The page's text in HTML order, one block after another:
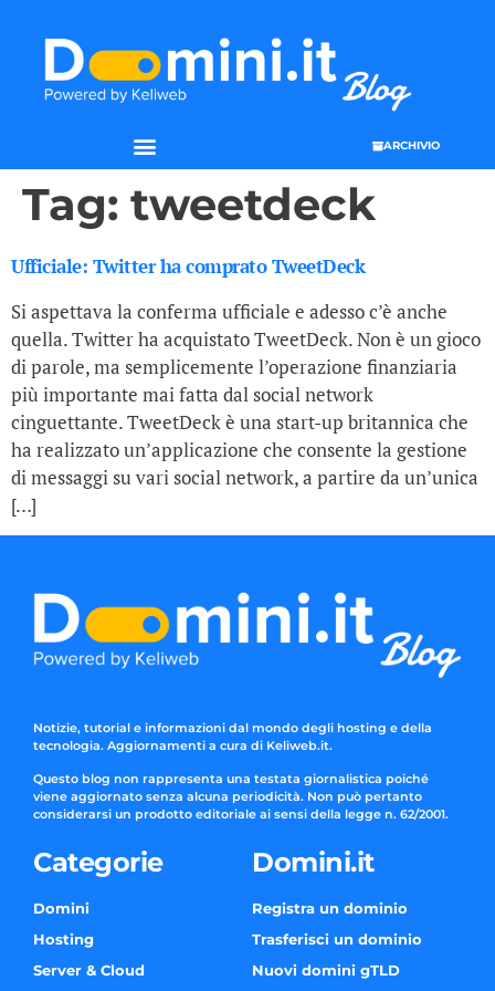
ARCHIVIO
Tag: tweetdeck
Ufficiale: Twitter ha comprato TweetDeck
Si aspettava la conferma ufficiale e adesso c’è anche
quella. Twitter ha acquistato TweetDeck. Non è un gioco
di parole, ma semplicemente l’operazione finanziaria
più importante mai fatta dal social network
cinguettante. TweetDeck è una start-up britannica che
ha realizzato un’applicazione che consente la gestione
di messaggi su vari social network, a partire da un’unica
[…]
Notizie, tutorial e informazioni dal mondo degli hosting e della
tecnologia. Aggiornamenti a cura di Keliweb.it.
Questo blog non rappresenta una testata giornalistica poiché
viene aggiornato senza alcuna periodicità. Non può pertanto
considerarsi un prodotto editoriale ai sensi della legge n. 62/2001.
Categorie
Domini
Hosting
Server & Cloud
Domini.it
Registra un dominio
Trasferisci un dominio
Nuovi domini gTLD